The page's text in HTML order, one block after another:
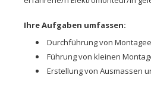
Ihre Aufgaben umfassen:
Durchführung von
Führung von kleinen
Erstellung von Ausmassen